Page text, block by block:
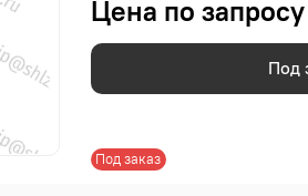
Под заказ
Цена по запросу
Под